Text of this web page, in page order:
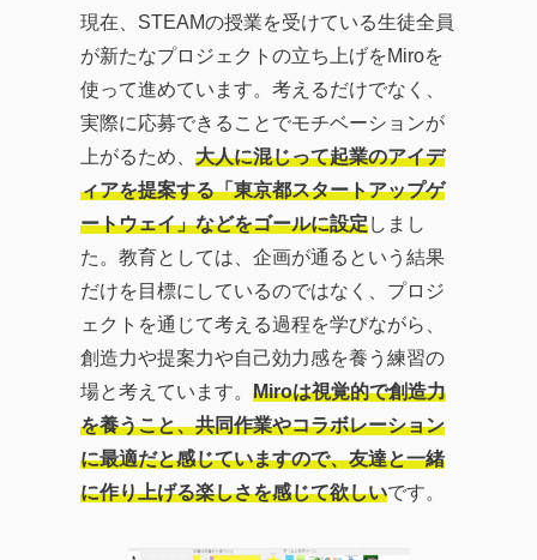
現在、STEAMの授業を受けている生徒全員
が新たなプロジェクトの立ち上げをMiroを
使って進めています。考えるだけでなく、
実際に応募できることでモチベーションが
上がるため、 大人に混じって起業のアイデ
ィアを提案する「東京都スタートアップゲ
ートウェイ」などをゴールに設定しまし
た。教育としては、企画が通るという結果
だけを目標にしているのではなく、プロジ
ェクトを通じて考える過程を学びながら、
創造力や提案力や自己効力感を養う練習の
場と考えています。 Miroは視覚的で創造力
を養うこと、共同作業やコラボレーション
に最適だと感じていますので、友達と一緒
に作り上げる楽しさを感じて欲しいです。